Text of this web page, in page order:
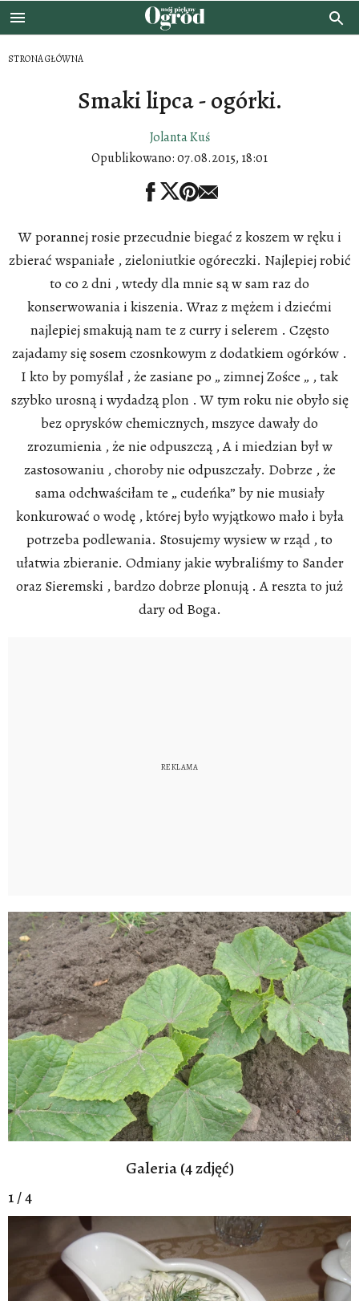
STRONA GŁÓWNA
Smaki lipca - ogórki.
Jolanta Kuś
Opublikowano:07.08.2015, 18:01
W porannej rosie przecudnie biegać z koszem w ręku i
zbierać wspaniałe , zieloniutkie ogóreczki. Najlepiej robić
to co 2 dni , wtedy dla mnie są w sam raz do
konserwowania i kiszenia. Wraz z mężem i dziećmi
najlepiej smakują nam te z curry i selerem . Często
zajadamy się sosem czosnkowym z dodatkiem ogórków .
I kto by pomyślał , że zasiane po „ zimnej Zośce „ , tak
szybko urosną i wydadzą plon . W tym roku nie obyło się
bez oprysków chemicznych, mszyce dawały do
zrozumienia , że nie odpuszczą , A i miedzian był w
zastosowaniu , choroby nie odpuszczały. Dobrze , że
sama odchwaściłam te „ cudeńka” by nie musiały
konkurować o wodę , której było wyjątkowo mało i była
potrzeba podlewania. Stosujemy wysiew w rząd , to
ułatwia zbieranie. Odmiany jakie wybraliśmy to Sander
oraz Sieremski , bardzo dobrze plonują . A reszta to już
dary od Boga.
Galeria (4 zdjęć)
1 / 4